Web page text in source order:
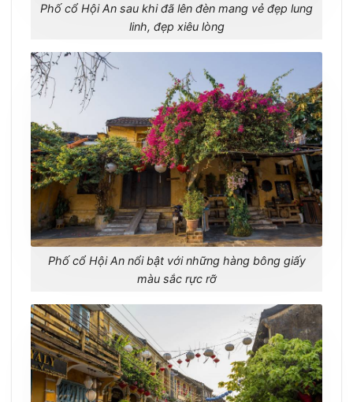
Phố cổ Hội An sau khi đã lên đèn mang vẻ đẹp lung
linh, đẹp xiêu lòng
Phố cổ Hội An nổi bật với những hàng bông giấy
màu sắc rực rỡ